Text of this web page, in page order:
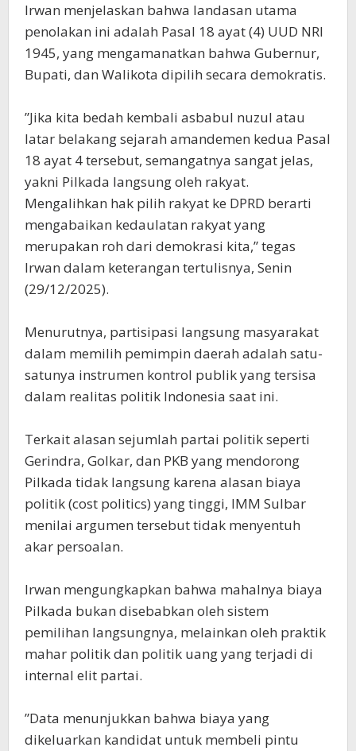
‎​Irwan menjelaskan bahwa landasan utama
penolakan ini adalah Pasal 18 ayat (4) UUD NRI
1945, yang mengamanatkan bahwa Gubernur,
Bupati, dan Walikota dipilih secara demokratis.
‎​”Jika kita bedah kembali asbabul nuzul atau
latar belakang sejarah amandemen kedua Pasal
18 ayat 4 tersebut, semangatnya sangat jelas,
yakni Pilkada langsung oleh rakyat.
Mengalihkan hak pilih rakyat ke DPRD berarti
mengabaikan kedaulatan rakyat yang
merupakan roh dari demokrasi kita,” tegas
Irwan dalam keterangan tertulisnya, Senin
(29/12/2025).
‎​Menurutnya, partisipasi langsung masyarakat
dalam memilih pemimpin daerah adalah satu-
satunya instrumen kontrol publik yang tersisa
dalam realitas politik Indonesia saat ini.
‎​Terkait alasan sejumlah partai politik seperti
Gerindra, Golkar, dan PKB yang mendorong
Pilkada tidak langsung karena alasan biaya
politik (cost politics) yang tinggi, IMM Sulbar
menilai argumen tersebut tidak menyentuh
akar persoalan.
‎​Irwan mengungkapkan bahwa mahalnya biaya
Pilkada bukan disebabkan oleh sistem
pemilihan langsungnya, melainkan oleh praktik
mahar politik dan politik uang yang terjadi di
internal elit partai.
‎​”Data menunjukkan bahwa biaya yang
dikeluarkan kandidat untuk membeli pintu